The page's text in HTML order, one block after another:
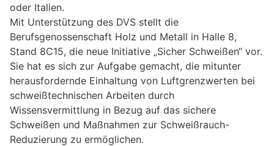
oder Italien.
Mit Unterstützung des DVS stellt die
Berufsgenossenschaft Holz und Metall in Halle 8,
Stand 8C15, die neue Initiative „Sicher Schweißen“ vor.
Sie hat es sich zur Aufgabe gemacht, die mitunter
herausfordernde Einhaltung von Luftgrenzwerten bei
schweißtechnischen Arbeiten durch
Wissensvermittlung in Bezug auf das sichere
Schweißen und Maßnahmen zur Schweißrauch-
Reduzierung zu ermöglichen.